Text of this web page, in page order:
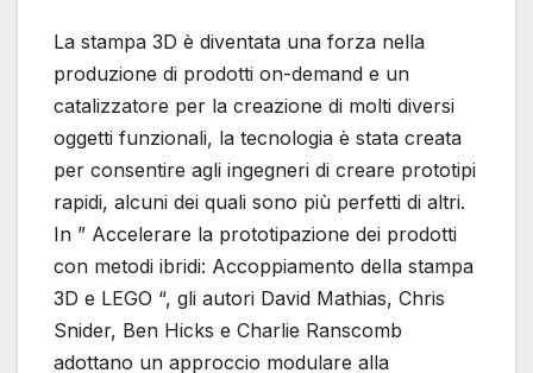
La stampa 3D è diventata una forza nella
produzione di prodotti on-demand e un
catalizzatore per la creazione di molti diversi
oggetti funzionali, la tecnologia è stata creata
per consentire agli ingegneri di creare prototipi
rapidi, alcuni dei quali sono più perfetti di altri.
In ” Accelerare la prototipazione dei prodotti
con metodi ibridi: Accoppiamento della stampa
3D e LEGO “, gli autori David Mathias, Chris
Snider, Ben Hicks e Charlie Ranscomb
adottano un approccio modulare alla